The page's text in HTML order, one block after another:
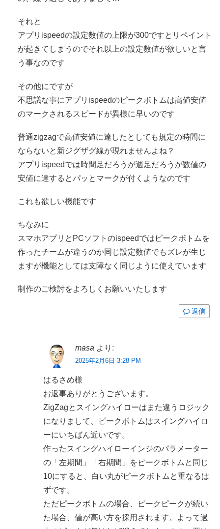
それと
アプリispeedの設定数値の上限が300ですとリペイント
が起きてしまうのでそれ以上の設定数値が欲しいと言
う事なのです
その他にですが
不思議な事にアプリispeedのピークボトムは高値安値
のマークされるスピードが異様に早いのです
普通zigzagで高値安値に達したとしても規定の時間に
ならないと新ジグザグ線が現れませんよね？
アプリispeedでは時間足だろうが週足だろうが数値の
安値に達するとパッとマークが付くようなのです
これも欲しい機能です
ちなみに
スマホアプリとPCソフトのispeedではピークボトムを
作ったチームが違うのか同じ設定数値でもズレが生じ
ますが機能としては支障なく同じように使えています
制作のご検討をよろしくお願いいたします
返信
masa より:
2025年2月6日 3:28 PM
はるさめ様
お返事ありがとうございます。
ZigZagとスイングハイローはまた違うロジック
になりまして、ピークボトムはスイングハイロ
ーにいちばん近いです。
作ったスイングハイローインジのパラメーター
の「左期間」「右期間」をピークボトムと同じ
10にすると、白い丸がピークボトムと重なるは
ずです。
ただピークボトムの場合、ピークピークが続い
た場合、値が高い方を採用されます。よって過